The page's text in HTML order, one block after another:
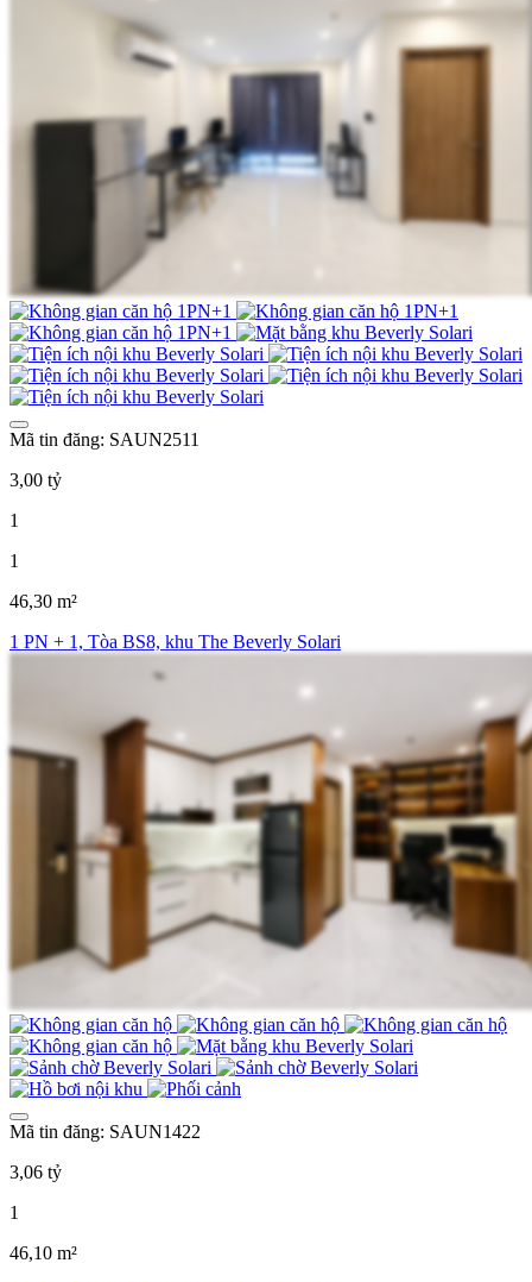
Mã tin đăng: SAUN2511
3,00 tỷ
1
1
46,30 m²
1 PN + 1, Tòa BS8, khu The Beverly Solari
Mã tin đăng: SAUN1422
3,06 tỷ
1
46,10 m²